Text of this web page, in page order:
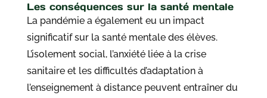
Les conséquences sur la santé mentale
La pandémie a également eu un impact
significatif sur la santé mentale des élèves.
L’isolement social, l’anxiété liée à la crise
sanitaire et les difficultés d’adaptation à
l’enseignement à distance peuvent entraîner du